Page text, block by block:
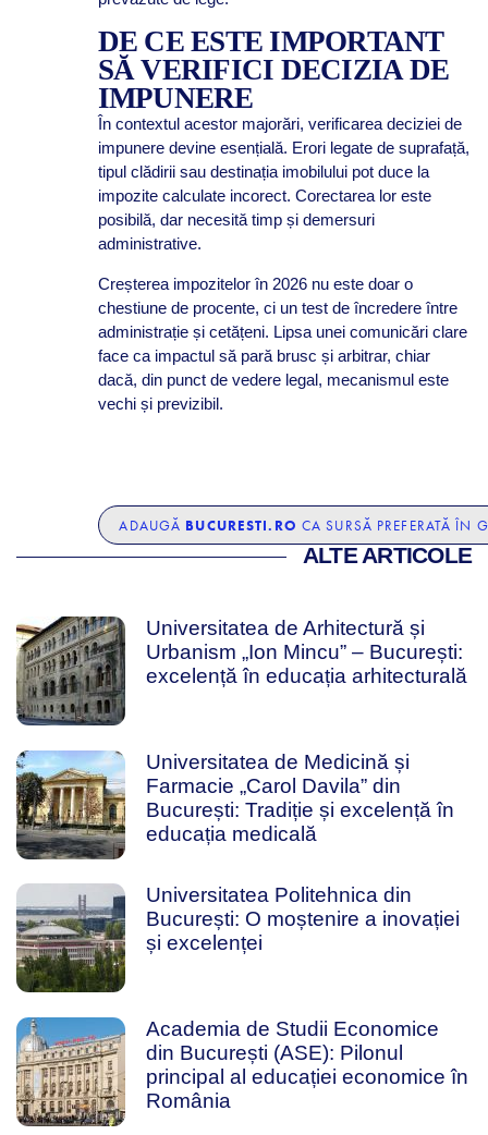
DE CE ESTE IMPORTANT
SĂ VERIFICI DECIZIA DE
IMPUNERE
În contextul acestor majorări, verificarea deciziei de
impunere devine esențială. Erori legate de suprafață,
tipul clădirii sau destinația imobilului pot duce la
impozite calculate incorect. Corectarea lor este
posibilă, dar necesită timp și demersuri
administrative.
Creșterea impozitelor în 2026 nu este doar o
chestiune de procente, ci un test de încredere între
administrație și cetățeni. Lipsa unei comunicări clare
face ca impactul să pară brusc și arbitrar, chiar
dacă, din punct de vedere legal, mecanismul este
vechi și previzibil.
ADAUGĂ BUCURESTI.RO CA SURSĂ PREFERATĂ ÎN
ALTE ARTICOLE
Universitatea de Arhitectură și
Urbanism „Ion Mincu” – București:
excelență în educația arhitecturală
Universitatea de Medicină și
Farmacie „Carol Davila” din
București: Tradiție și excelență în
educația medicală
Universitatea Politehnica din
București: O moștenire a inovației
și excelenței
Academia de Studii Economice
din București (ASE): Pilonul
principal al educației economice în
România